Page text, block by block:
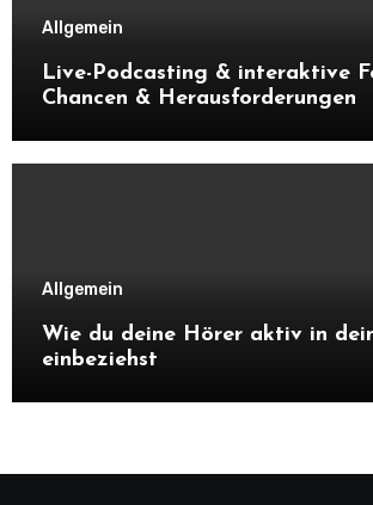
Allgemein
Live-Podcasting & interaktive
Chancen & Herausforderungen
Allgemein
Wie du deine Hörer aktiv in
einbeziehst